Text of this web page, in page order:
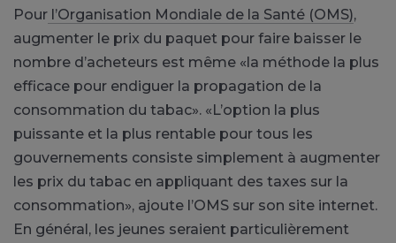
Pour l’Organisation Mondiale de la Santé (OMS),
augmenter le prix du paquet pour faire baisser le
nombre d’acheteurs est même «la méthode la plus
efficace pour endiguer la propagation de la
consommation du tabac». «L’option la plus
puissante et la plus rentable pour tous les
gouvernements consiste simplement à augmenter
les prix du tabac en appliquant des taxes sur la
consommation», ajoute l’OMS sur son site internet.
En général, les jeunes seraient particulièrement